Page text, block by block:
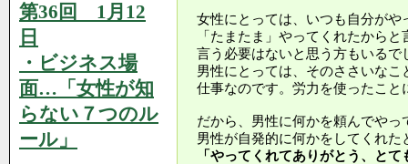
第36回 1月12
日
・ビジネス場
面…「女性が知
らない７つのル
ール」
女性にとっては、いつも自分がや
「たまたま」やってくれたからと
言う必要はないと思う方もいるで
男性にとっては、そのささいなこ
仕事なのです。労力を使ったこと
だから、男性に何かを頼んでやっ
男性が自発的に何かをしてくれた
「やってくれてありがとう、とて